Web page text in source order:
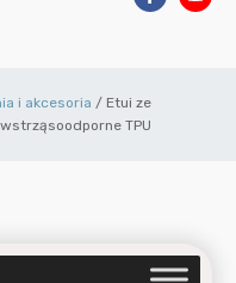
i akcesoria / Etui ze
TPU